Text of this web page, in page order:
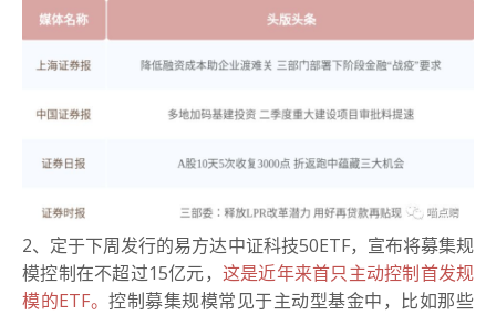
2、定于下周发行的易方达中证科技50ETF，宣布将募集规
模控制在不超过15亿元， 这是近年来首只主动控制首发规
模的ETF。控制募集规模常见于主动型基金中，比如那些